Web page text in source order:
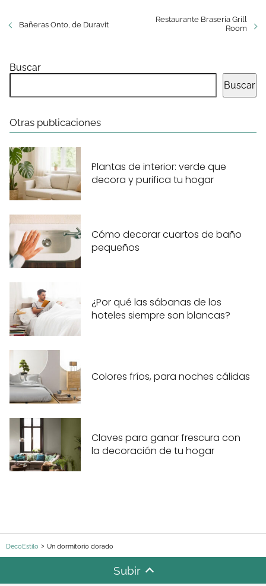
Bañeras Onto, de Duravit
Restaurante Brasería Grill
Room
Buscar
Buscar
Otras publicaciones
Plantas de interior: verde que
decora y purifica tu hogar
Cómo decorar cuartos de baño
pequeños
¿Por qué las sábanas de los
hoteles siempre son blancas?
Colores fríos, para noches cálidas
Claves para ganar frescura con
la decoración de tu hogar
DecoEstilo Un dormitorio dorado
Subir